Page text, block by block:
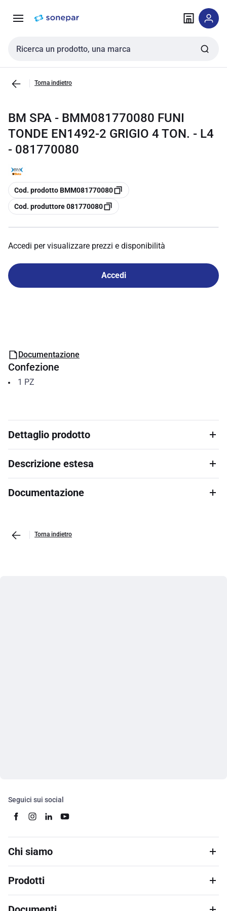
navigazione alla
Cerca input
Torna indietro
BM SPA - BMM081770080 FUNI
TONDE EN1492-2 GRIGIO 4 TON. - L4
- 081770080
copia
Cod. prodotto BMM081770080
copia
Cod. produttore 081770080
Accedi per visualizzare prezzi e disponibilità
Accedi
Documentazione
Confezione
1 PZ
Dettaglio prodotto
Descrizione estesa
Documentazione
Torna indietro
Seguici sui social
Chi siamo
Prodotti